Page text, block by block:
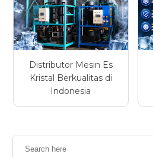
Distributor Mesin Es
Kristal Berkualitas di
Indonesia